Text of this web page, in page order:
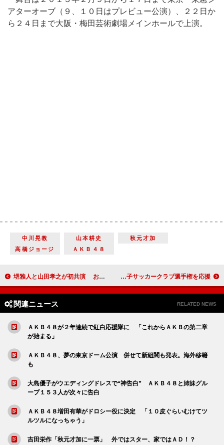
アターオーブ（９、１０日はプレビュー公演）、２２日か
ら２４日まで大阪・梅田芸術劇場メインホールで上演。
中川晃教 山本耕史
秋元才加
高橋ジョージ
ＡＫＢ４８
堺雅人と山田孝之が初共演 お互い「しばらく顔を見たくない…」 ＤｉＶＡ、ユニホーム姿で熱いエール 女子サッカークラブ選手権を応援
関連ニュース RELATED NEWS
ＡＫＢ４８が２年連続で紅白応援隊に 「これからＡＫＢの第二章
が始まる」
ＡＫＢ４８、夢の東京ドーム公演 併せて新組閣も発表。海外移籍
も
大島優子がウエディングドレスで“神告白” ＡＫＢ４８と姉妹グル
ープ１５３人が次々に告白
ＡＫＢ４８増田有華がドロシー役に決定 「１０皮ぐらいむけてツ
ルツルになっちゃう」
吉田栄作「秋元才加に一票」 外ではスター、家ではＡＤ！？